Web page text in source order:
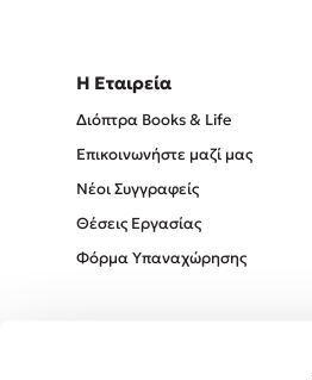
Η Εταιρεία
Διόπτρα Books & Life
Επικοινωνήστε μαζί μας
Νέοι Συγγραφείς
Θέσεις Εργασίας
Φόρμα Υπαναχώρησης